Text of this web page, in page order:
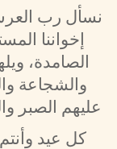
نسأل رب
إخواننا
الصامدة،
والشجاعة
عليهم الصبر
كل عيد